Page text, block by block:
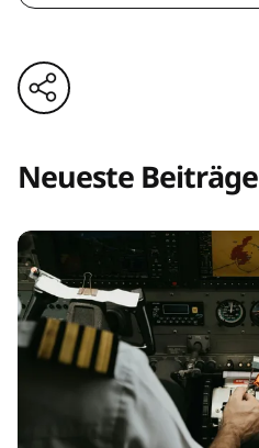
Neueste Beiträge